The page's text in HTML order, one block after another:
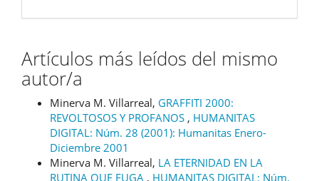
Artículos más leídos del mismo
autor/a
Minerva M. Villarreal, GRAFFITI 2000:
REVOLTOSOS Y PROFANOS , HUMANITAS
DIGITAL: Núm. 28 (2001): Humanitas Enero-
Diciembre 2001
Minerva M. Villarreal, LA ETERNIDAD EN LA
RUTINA QUE FUGA , HUMANITAS DIGITAL: Núm.